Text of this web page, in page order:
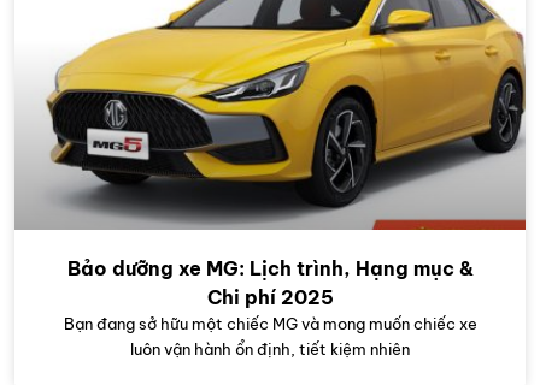
Bảo dưỡng xe MG: Lịch trình, Hạng mục &
Chi phí 2025
Bạn đang sở hữu một chiếc MG và mong muốn chiếc xe
luôn vận hành ổn định, tiết kiệm nhiên